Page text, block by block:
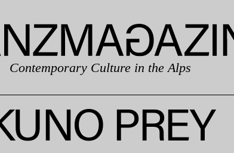
Contemporary Culture in the Alps
PREY